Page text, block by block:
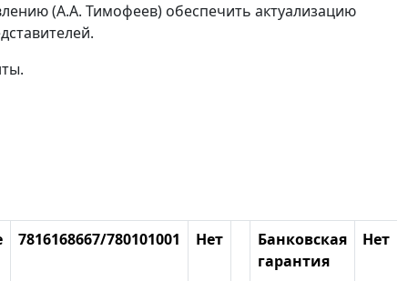
(А.А. Тимофеев) обеспечить актуализацию
7816168667/780101001 Нет
Банковская
гарантия
Нет